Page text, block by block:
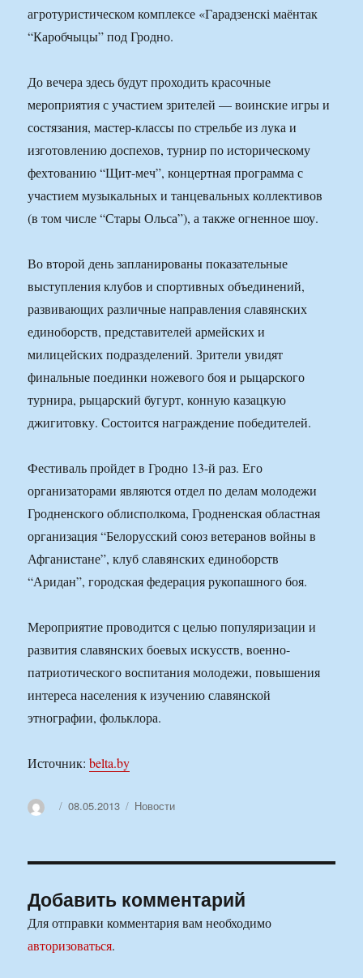
агротуристическом комплексе «Гарадзенскі маёнтак
“Каробчыцы” под Гродно.
До вечера здесь будут проходить красочные
мероприятия с участием зрителей — воинские игры и
состязания, мастер-классы по стрельбе из лука и
изготовлению доспехов, турнир по историческому
фехтованию “Щит-меч”, концертная программа с
участием музыкальных и танцевальных коллективов
(в том числе “Стары Ольса”), а также огненное шоу.
Во второй день запланированы показательные
выступления клубов и спортивных объединений,
развивающих различные направления славянских
единоборств, представителей армейских и
милицейских подразделений. Зрители увидят
финальные поединки ножевого боя и рыцарского
турнира, рыцарский бугурт, конную казацкую
джигитовку. Состоится награждение победителей.
Фестиваль пройдет в Гродно 13-й раз. Его
организаторами являются отдел по делам молодежи
Гродненского облисполкома, Гродненская областная
организация “Белорусский союз ветеранов войны в
Афганистане”, клуб славянских единоборств
“Аридан”, городская федерация рукопашного боя.
Мероприятие проводится с целью популяризации и
развития славянских боевых искусств, военно-
патриотического воспитания молодежи, повышения
интереса населения к изучению славянской
этнографии, фольклора.
Источник:belta.by
АвторОпубликовано
08.05.2013 Рубрики
Новости
Добавить комментарий
Для отправки комментария вам необходимо
авторизоваться.